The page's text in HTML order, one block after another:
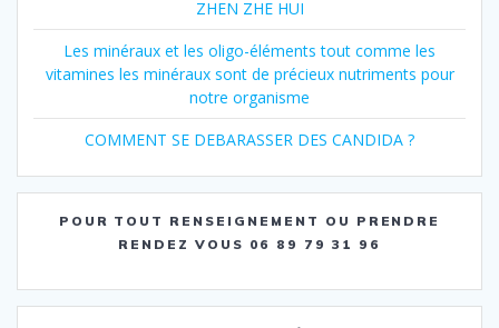
ZHEN ZHE HUI
Les minéraux et les oligo-éléments tout comme les
vitamines les minéraux sont de précieux nutriments pour
notre organisme
COMMENT SE DEBARASSER DES CANDIDA ?
POUR TOUT RENSEIGNEMENT OU PRENDRE
RENDEZ VOUS 06 89 79 31 96